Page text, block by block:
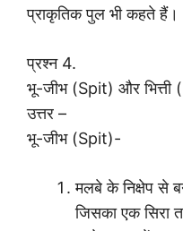
प्राकृतिक पुल भी कहते हैं।
प्रश्न 4.
भू-जीभ (Spit) और भित्ती
उत्तर –
भू-जीभ (Spit)-
मलबे के निक्षेप से
जिसका एक सिरा